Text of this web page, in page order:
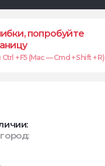
попробуйте
+ F5 (Mac — Cmd + Shift + R)